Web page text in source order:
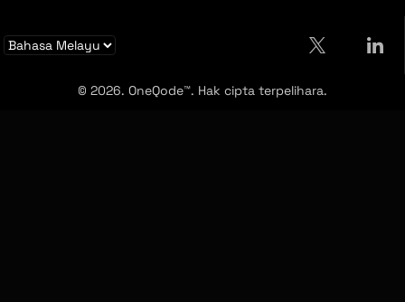
© 2026. OneQode™. Hak cipta terpelihara.